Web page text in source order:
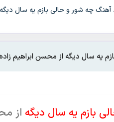
آهنگ چه شور و حالی بازم یه سال
یه سال دیگه از محسن ابراهیم
بازم یه سال دیگه از